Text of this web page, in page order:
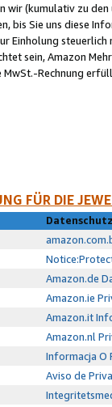
wir (kumulativ zu
bis Sie uns diese
Einholung
sein, Amazon
Rechnung
FÜR DIE
Amazon.de
Amazon.ie
Amazon.it
Amazon.nl
Informacja O
Aviso de